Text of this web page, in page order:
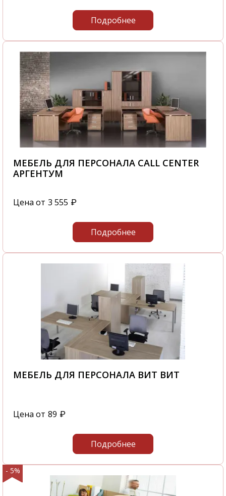
Подробнее
МЕБЕЛЬ ДЛЯ ПЕРСОНАЛА CALL CENTER
АРГЕНТУМ
Цена от 3 555 ₽
Подробнее
МЕБЕЛЬ ДЛЯ ПЕРСОНАЛА ВИТ ВИТ
Цена от 89 ₽
Подробнее
- 5%